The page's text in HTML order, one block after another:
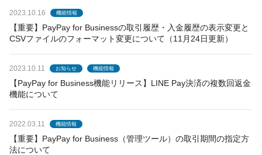
2023.10.16 機能情報
【重要】PayPay for Businessの取引履歴・入金履歴の表示変更と
CSVファイルのフォーマット変更について（11月24日更新）
2023.10.11 お知らせ 機能情報
【PayPay for Business機能リリース】LINE Pay決済の複数回返金
機能について
2022.03.11 機能情報
【重要】PayPay for Business（管理ツール）の取引期間の指定方
法について